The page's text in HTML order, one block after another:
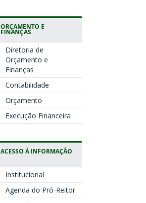
ORÇAMENTO E
FINANÇAS
Diretoria de
Orçamento e
Finanças
Contabilidade
Orçamento
Execução Financeira
ACESSO À INFORMAÇÃO
Institucional
Agenda do Pró-Reitor